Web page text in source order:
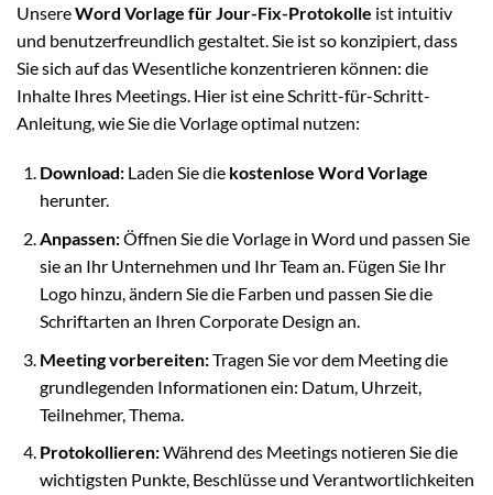
UnsereWord Vorlage für Jour-Fix-Protokolle ist intuitiv
und benutzerfreundlich gestaltet. Sie ist so konzipiert, dass
Sie sich auf das Wesentliche konzentrieren können: die
Inhalte Ihres Meetings. Hier ist eine Schritt-für-Schritt-
Anleitung, wie Sie die Vorlage optimal nutzen:
Download:Laden Sie die kostenlose Word Vorlage
herunter.
Anpassen:Öffnen Sie die Vorlage in Word und passen Sie
sie an Ihr Unternehmen und Ihr Team an. Fügen Sie Ihr
Logo hinzu, ändern Sie die Farben und passen Sie die
Schriftarten an Ihren Corporate Design an.
Meeting vorbereiten:Tragen Sie vor dem Meeting die
grundlegenden Informationen ein: Datum, Uhrzeit,
Teilnehmer, Thema.
Protokollieren:Während des Meetings notieren Sie die
wichtigsten Punkte, Beschlüsse und Verantwortlichkeiten